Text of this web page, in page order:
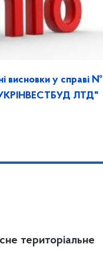
висновки у справі №
ЛТД"
територіальне